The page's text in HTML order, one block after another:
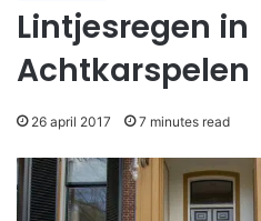
Lintjesregen in
Achtkarspelen
26 april 2017 7 minutes read